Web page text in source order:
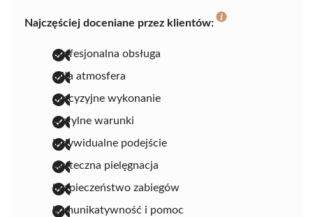
Najczęściej doceniane przez klientów:
profesjonalna obsługa
miła atmosfera
precyzyjne wykonanie
sterylne warunki
indywidualne podejście
skuteczna pielęgnacja
bezpieczeństwo zabiegów
komunikatywność i pomoc